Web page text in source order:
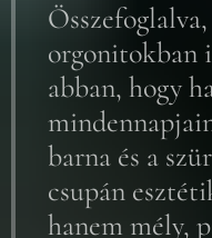
orgonitokban
abban, hogy
barna és a
csupán
hanem mély,